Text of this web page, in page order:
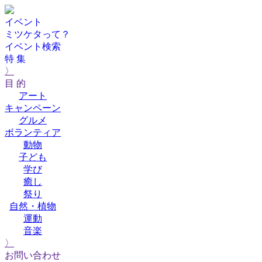
イベント
ミツケタって？
イベント検索
特 集
〉
目 的
アート
キャンペーン
グルメ
ボランティア
動物
子ども
学び
癒し
祭り
自然・植物
運動
音楽
〉
お問い合わせ